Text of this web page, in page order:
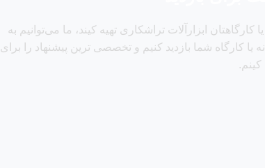
کارگاهتان ابزارآلات تراشکاری تهیه کیند، ما می‌توانیم به
یا کارگاه شما بازدید کنیم و تخصصی ترین پیشنهاد را برای
کینم.